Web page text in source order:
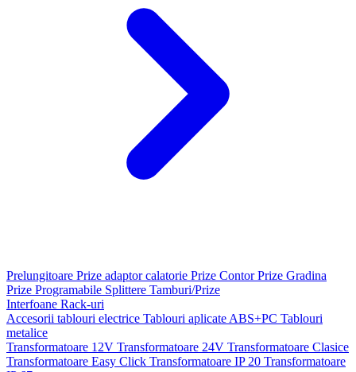
Prelungitoare Prize adaptor calatorie Prize ContorPrize Gradina
Prize Programabile Splittere Tamburi/Prize
Interfoane Rack-uri
Accesorii tablouri electrice Tablouri aplicate ABS+PC Tablouri
metalice
Transformatoare 12V Transformatoare 24V Transformatoare Clasice
Transformatoare Easy Click Transformatoare IP 20 Transformatoare